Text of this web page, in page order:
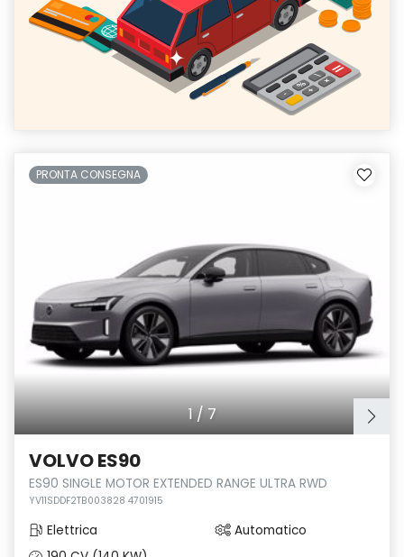
1/7
PRONTA CONSEGNA
VOLVO ES90
ES90 SINGLE MOTOR EXTENDED RANGE ULTRA RWD
YV11SDDF2TB003828 4701915
Elettrica
Automatico